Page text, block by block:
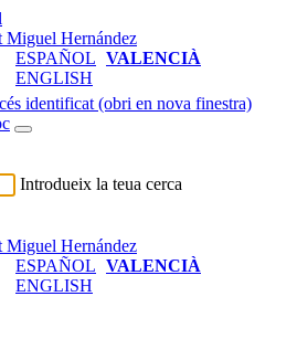
ESPAÑOL VALENCIÀ
ENGLISH
identificat (obri en nova finestra)
Introdueix la teua cerca
ESPAÑOL VALENCIÀ
ENGLISH